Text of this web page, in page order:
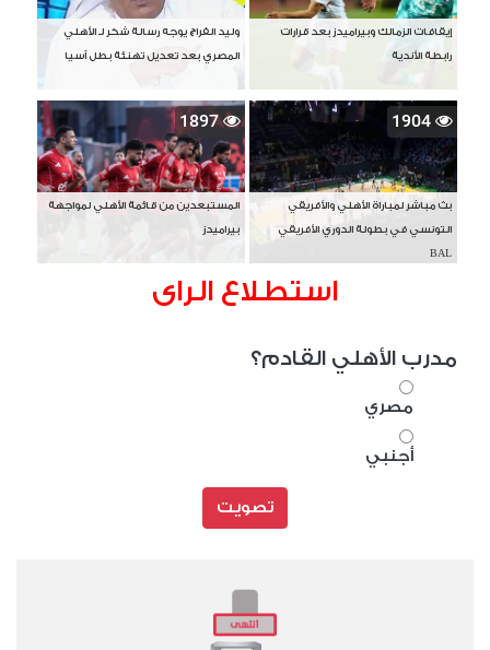
إيقافات الزمالك وبيراميدز بعد قرارات
رابطة الأندية
وليد الفراج يوجه رسالة شكر لـ الأهلي
المصري بعد تعديل تهنئة بطل آسيا
1904
بث مباشر لمباراة الأهلي والأفريقي
التونسي في بطولة الدوري الأفريقي
BAL
1897
المستبعدين من قائمة الأهلي لمواجهة
بيراميدز
استطلاع الراى
مدرب الأهلي القادم؟
مصري
أجنبي
تصويت